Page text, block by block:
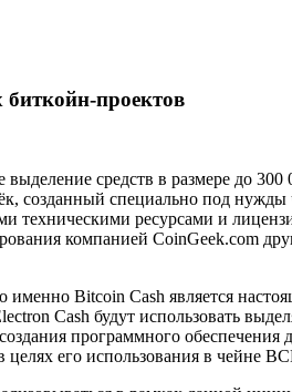
проектов
средств в размере до
созданный специально под
техническими ресурсами и
компанией CoinGeek.com
Bitcoin Cash является
Cash будут использовать
программного
целях его использования в чейне